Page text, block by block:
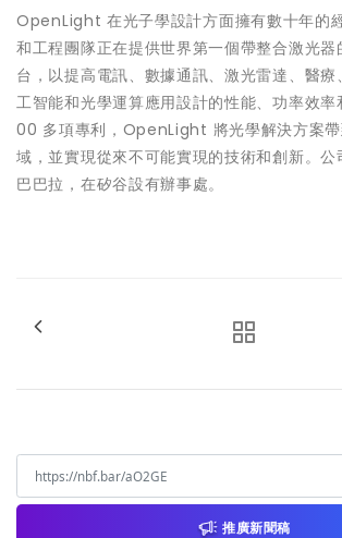
OpenLight 在光子學設計方面擁有數十年的
和工程團隊正在提供世界第一個帶整合激光
台，以提高電訊、數據通訊、激光雷達、醫療
工智能和光學運算應用設計的性能、功率效
00 多項專利，OpenLight 將光學解決方案
域，並實現從來不可能實現的技術和創新。公
巴巴拉，在矽谷設有辦事處。
推廣新聞稿